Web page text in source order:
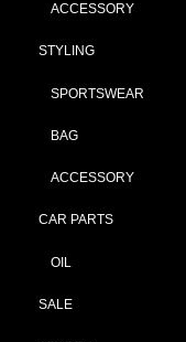
ACCESSORY
STYLING
SPORTSWEAR
BAG
ACCESSORY
CAR PARTS
OIL
SALE